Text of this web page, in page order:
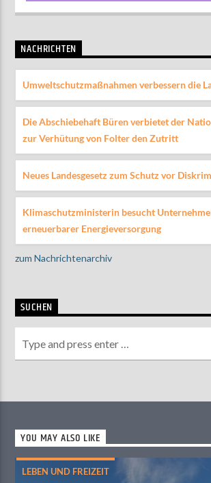
NACHRICHTEN
Umweltschutzmaßnahmen verbessern die
Die Abschiebehaft Büren verbietet der
zur Verhütung von Folter den Zutritt
Neues Landesgesetz zum Schutz vor
Klimaschutzministerin besucht
erneuerbarer Energieversorgung
zum Nachrichtenarchiv
SUCHEN
YOU MAY ALSO LIKE
LEBEN UND FREIZEIT